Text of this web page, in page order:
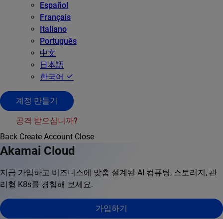
Español
Français
Italiano
Português
中文
日本語
한국어
계정 만들기
공격 받으십니까?
Back Create Account Close
Akamai Cloud
지금 가입하고 비즈니스에 맞춤 설계된 AI 컴퓨팅, 스토리지, 관
리형 K8s를 경험해 보세요.
가입하기